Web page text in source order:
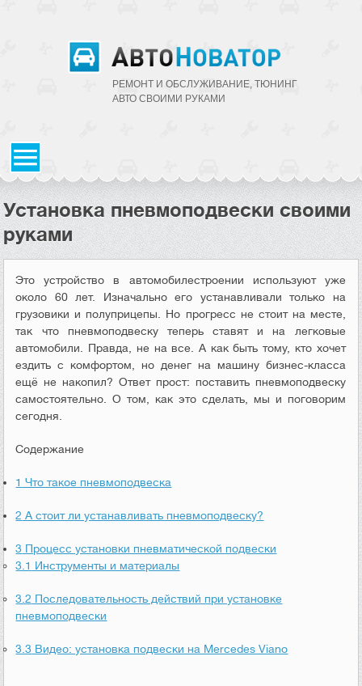
РЕМОНТ И ОБСЛУЖИВАНИЕ, ТЮНИНГ
АВТО CВОИМИ РУКАМИ
Установка пневмоподвески своими
руками
Это устройство в автомобилестроении используют уже
около 60 лет. Изначально его устанавливали только на
грузовики и полуприцепы. Но прогресс не стоит на месте,
так что пневмоподвеску теперь ставят и на легковые
автомобили. Правда, не на все. А как быть тому, кто хочет
ездить с комфортом, но денег на машину бизнес-класса
ещё не накопил? Ответ прост: поставить пневмоподвеску
самостоятельно. О том, как это сделать, мы и поговорим
сегодня.
Содержание
1 Что такое пневмоподвеска
2 А стоит ли устанавливать пневмоподвеску?
3 Процесс установки пневматической подвески
3.1 Инструменты и материалы
3.2 Последовательность действий при установке
пневмоподвески
3.3 Видео: установка подвески на Mercedes Viano